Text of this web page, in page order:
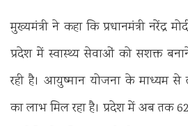
मुख्यमंत्री ने कहा कि प्रधानमंत्री नरेंद्र
प्रदेश में स्वास्थ्य सेवाओं को सशक्त
रही है। आयुष्मान योजना के माध्यम से
का लाभ मिल रहा है। प्रदेश में अब तक